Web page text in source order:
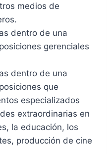
medios de
dentro de una
gerenciales
dentro de una
que
especializados
extraordinarias en
la educación, los
producción de cine